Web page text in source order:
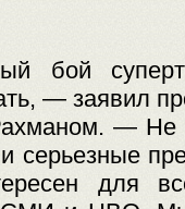
бой
— заявил
—
серьезные
для